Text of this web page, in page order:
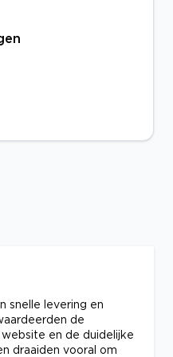
snelle levering en
de
en de duidelijke
draaiden vooral om